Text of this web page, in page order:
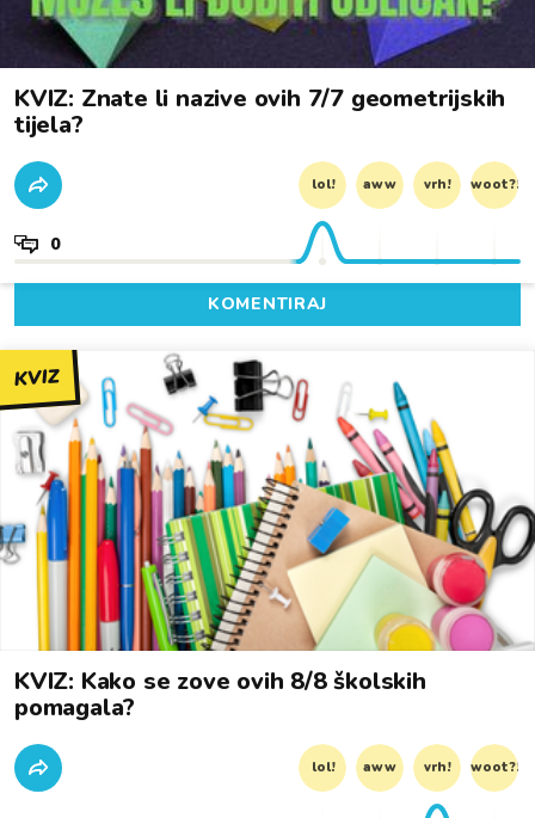
KVIZ: Znate li nazive ovih 7/7 geometrijskih
tijela?
lol! aww vrh! woot?!
0
KOMENTIRAJ
KVIZ
KVIZ: Kako se zove ovih 8/8 školskih
pomagala?
lol! aww vrh! woot?!